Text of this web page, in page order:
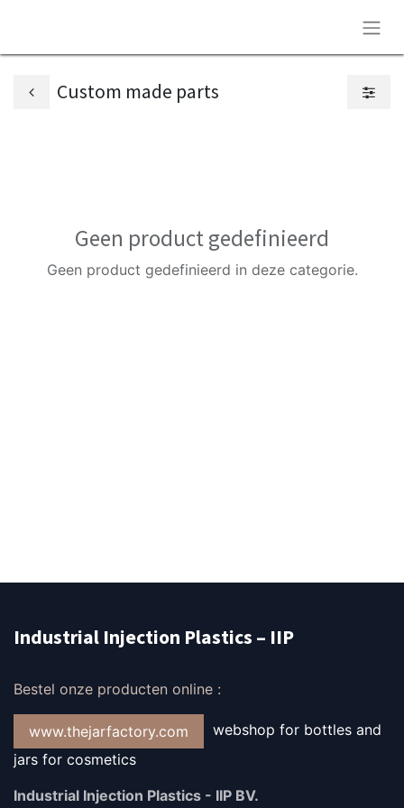
Custom made parts
Geen product gedefinieerd
Geen product gedefinieerd in deze categorie.
Industrial Injection Plastics – IIP
Bestel onze producten online :
www.thejarfactory.com
webshop for bottles and
jars for cosmetics
Industrial Injection Plastics - IIP BV.